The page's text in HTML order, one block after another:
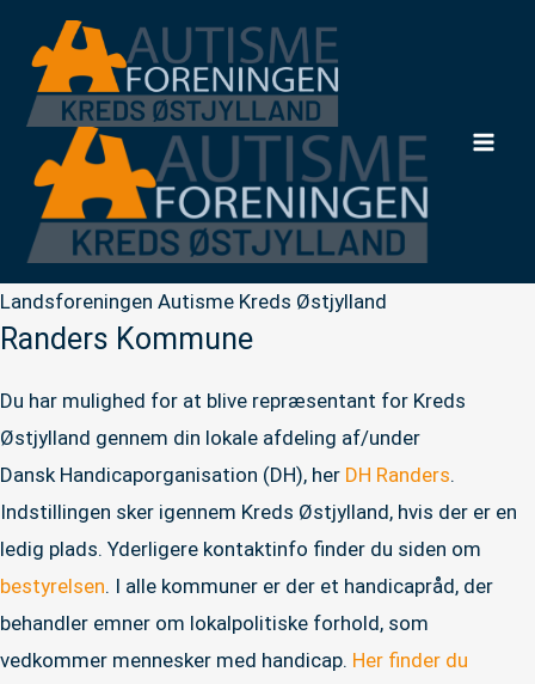
indholdet
Landsforeningen Autisme Kreds Østjylland
Randers Kommune
Du har mulighed for at blive repræsentant for Kreds
Østjylland gennem din lokale afdeling af/under
Dansk Handicaporganisation (DH), her DH Randers.
Indstillingen sker igennem Kreds Østjylland, hvis der er en
ledig plads. Yderligere kontaktinfo finder du siden om
bestyrelsen. I alle kommuner er der et handicapråd, der
behandler emner om lokalpolitiske forhold, som
vedkommer mennesker med handicap. Her finder du